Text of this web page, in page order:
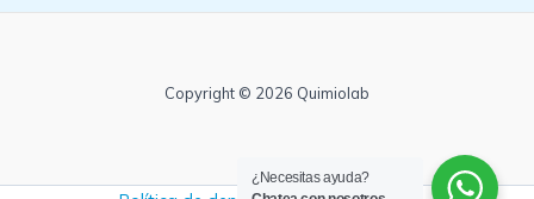
Copyright © 2026 Quimiolab
¿Necesitas ayuda?